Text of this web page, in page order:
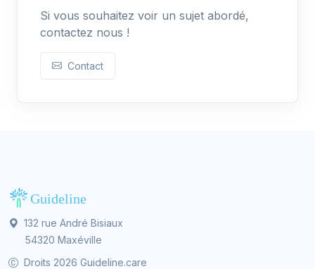
Si vous souhaitez voir un sujet abordé,
contactez nous !
Contact
132 rue André Bisiaux
54320 Maxéville
Droits 2026 Guideline.care